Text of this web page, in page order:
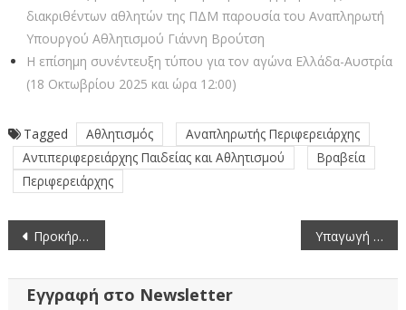
διακριθέντων αθλητών της ΠΔΜ παρουσία του Αναπληρωτή
Υπουργού Αθλητισμού Γιάννη Βρούτση
Η επίσημη συνέντευξη τύπου για τον αγώνα Ελλάδα-Αυστρία
(18 Οκτωβρίου 2025 και ώρα 12:00)
Tagged Αθλητισμός
Αναπληρωτής Περιφερειάρχης
Αντιπεριφερειάρχης Παιδείας και Αθλητισμού
Βραβεία
Περιφερειάρχης
Πλοήγηση
άρθρων
Προκήρυξη πλήρωσης επτά (7) θέσεων Προϊσταμένων Γενικών Διευθύνσεων του Υπουργείου Εθνικής Οικονομίας και Οικονομικών (5-11-2025) Υπαγωγή σε Πρότυπες Περιβαλλοντικές Δεσμεύσεις του έργου: Μεμονωμένος Σταθμός Ηλεκτροχημικής Αποθήκευσης Ηλεκτρικής Ενέργειας (Μπαταρία) στη θέση «Κουμάσια»
Εγγραφή στο Newsletter